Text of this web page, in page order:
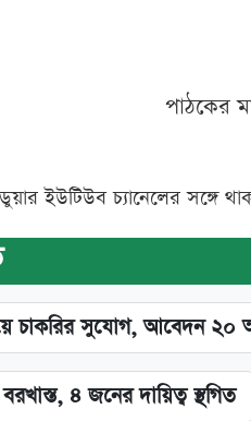
পাঠকের
ডুয়ার ইউটিউব চ্যানেলের সঙ্গে
চাকরির সুযোগ, আবেদন ২০
৪ জনের দায়িত্ব স্থগিত